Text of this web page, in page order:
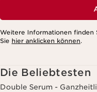
Weitere Informationen finden
Sie hier anklicken können.
Die Beliebtesten
Double Serum -